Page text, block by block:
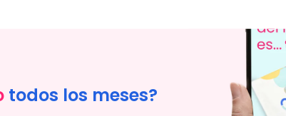
todos los meses?